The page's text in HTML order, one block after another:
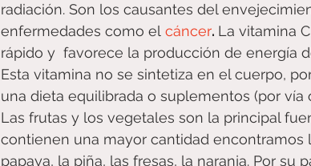
radiación. Son los causantes del
enfermedades como el cáncer. La vitamina
rápido y  favorece la producción de energía
Esta vitamina no se sintetiza en el cuerpo,
una dieta equilibrada o suplementos (por vía
Las frutas y los vegetales son la principal
contienen una mayor cantidad encontramos
papaya, la piña, las fresas, la naranja. Por su